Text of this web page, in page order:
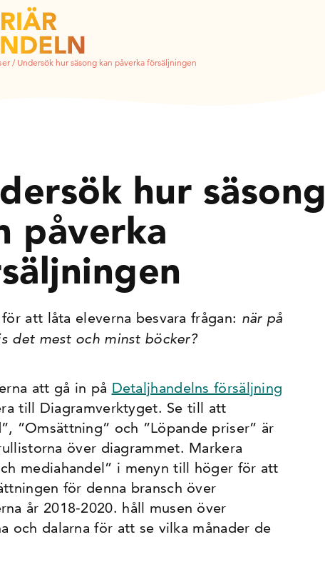
/ Undersök hur säsong kan påverka försäljningen
hur säsong
påverka
att låta eleverna besvara frågan: när på
det mest och minst böcker?
att gå in på Detaljhandelns försäljning
till Diagramverktyget. Se till att
”Omsättning” och ”Löpande priser” är
över diagrammet. Markera
mediahandel” i menyn till höger för att
för denna bransch över
år 2018-2020. håll musen över
och dalarna för att se vilka månader de